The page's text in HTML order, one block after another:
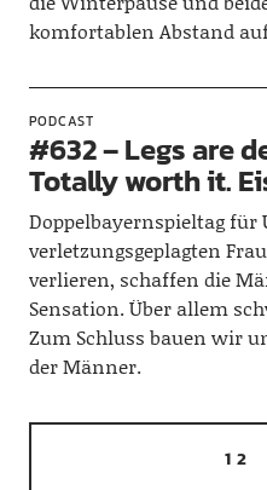
komfortablen Abstand
PODCAST
#632 – Legs are
Totally worth it.
Doppelbayernspieltag für
verletzungsgeplagten
verlieren, schaffen die
Sensation. Über allem
Zum Schluss bauen wir
der Männer.
1 2